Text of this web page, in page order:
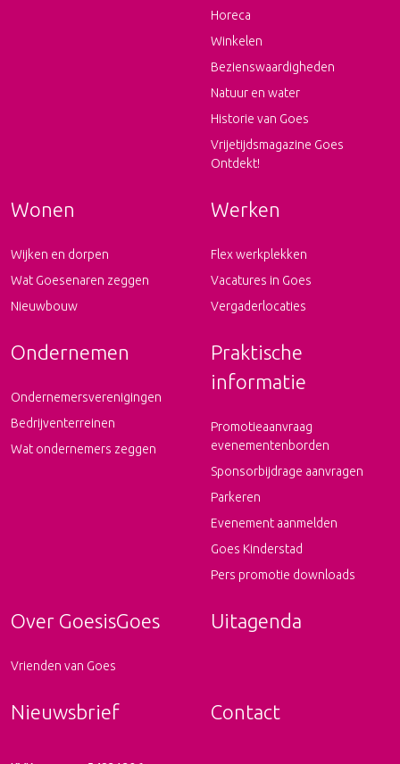
Horeca
Winkelen
Bezienswaardigheden
Natuur en water
Historie van Goes
Vrijetijdsmagazine Goes
Ontdekt!
Wonen
Wijken en dorpen
Wat Goesenaren zeggen
Nieuwbouw
Werken
Flex werkplekken
Vacatures in Goes
Vergaderlocaties
Ondernemen
Ondernemersverenigingen
Bedrijventerreinen
Wat ondernemers zeggen
Praktische
informatie
Promotieaanvraag
evenementenborden
Sponsorbijdrage aanvragen
Parkeren
Evenement aanmelden
Goes Kinderstad
Pers promotie downloads
Over GoesisGoes
Vrienden van Goes
Uitagenda
Nieuwsbrief Contact